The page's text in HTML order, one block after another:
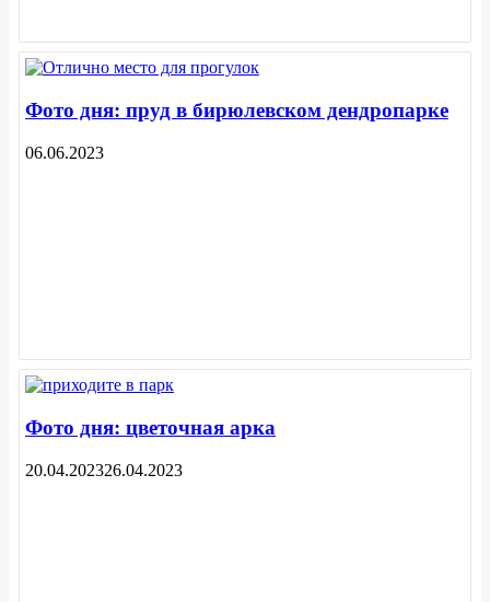
Фото дня: пруд в бирюлевском дендропарке
06.06.2023
Фото дня: цветочная арка
20.04.202326.04.2023